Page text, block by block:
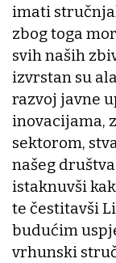
imati
zbog toga
svih naših
izvrstan su
razvoj javne
inovacijama,
sektorom,
našeg
istaknuvši
te čestitavši
budućim
vrhunski